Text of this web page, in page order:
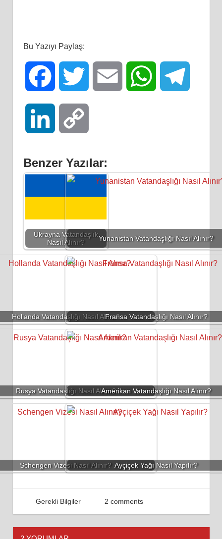
Bu Yazıyı Paylaş:
Facebook Twitter Email WhatsApp
LinkedIn
Benzer Yazılar:
Ukrayna Vatandaşlık
Nasıl Alınır?
Yunanistan Vatandaşlığı Nasıl Alınır?
Hollanda Vatandaşlığı Nasıl Alınır?Fransa Vatandaşlığı Nasıl Alınır?
Rusya Vatandaşlığı Nasıl Alınır?Amerikan Vatandaşlığı Nasıl Alınır?
Schengen Vizesi Nasıl Alınır? Ayçiçek Yağı Nasıl Yapılır?
07 Haziran 2018
Admin
Gerekli Bilgiler 2 comments